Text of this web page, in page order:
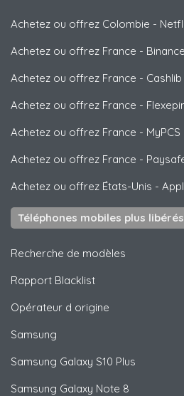
Achetez ou offrez Colombie -
Achetez ou offrez France - Binance
Achetez ou offrez France - Cashlib
Achetez ou offrez France -
Achetez ou offrez France - MyPCS
Achetez ou offrez France -
Achetez ou offrez États-Unis -
Téléphones mobiles plus libérés
Recherche de modèles
Rapport Blacklist
Opérateur d origine
Samsung
Samsung Galaxy S10 Plus
Samsung Galaxy Note 8